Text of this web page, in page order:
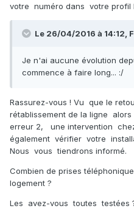
votre numéro dans votre profil
Le 26/04/2016 à 14:12,
Je n'ai aucune évolution
commence à faire long... :/
Rassurez-vous ! Vu que le
rétablissement de la ligne
erreur 2, une intervention
également vérifier votre
Nous vous tiendrons informé.
Combien de prises
logement ?
Les avez-vous toutes testées